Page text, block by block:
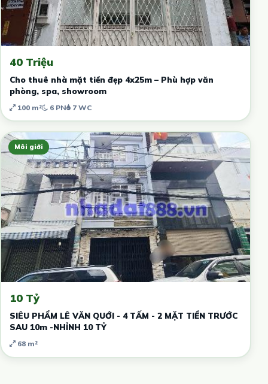
40 Triệu
Cho thuê nhà mặt tiền đẹp 4x25m – Phù hợp văn
phòng, spa, showroom
100 m² 6 PN 7 WC
Môi giới
10 Tỷ
SIÊU PHẨM LÊ VĂN QUỚI - 4 TẤM - 2 MẶT TIỀN TRƯỚC
SAU 10m -NHỈNH 10 TỶ
68 m²